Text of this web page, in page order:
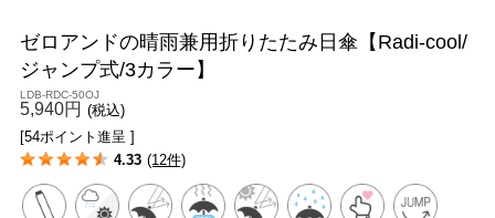
ゼロアンドの晴雨兼用折りたたみ日傘【Radi-cool/
ジャンプ式/3カラー】
LDB-RDC-50OJ
5,940円 (税込)
[54ポイント進呈 ]
4.33 (12件)